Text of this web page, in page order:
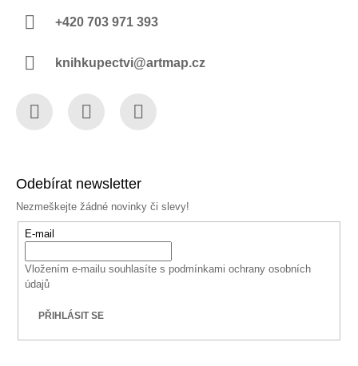
+420 703 971 393
knihkupectvi@artmap.cz
Odebírat newsletter
Nezmeškejte žádné novinky či slevy!
E-mail
Vložením e-mailu souhlasíte s podmínkami ochrany osobních
údajů
PŘIHLÁSIT SE